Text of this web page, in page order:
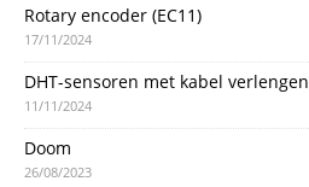
Rotary encoder (EC11)
17/11/2024
DHT-sensoren met kabel verlengen
11/11/2024
Doom
26/08/2023